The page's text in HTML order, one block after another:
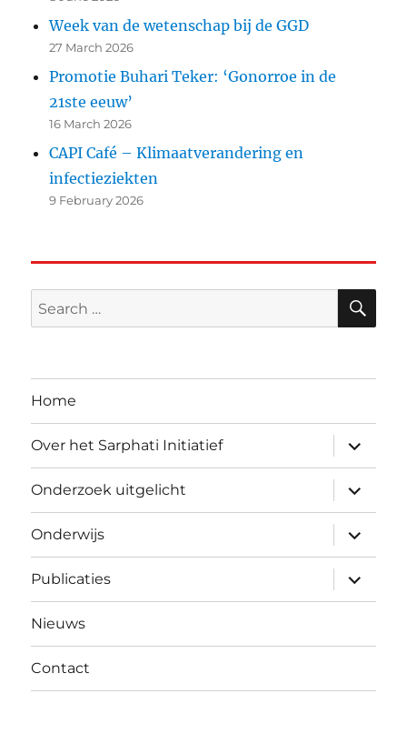
Week van de wetenschap bij de GGD
27 March 2026
Promotie Buhari Teker: ‘Gonorroe in de
21ste eeuw’
16 March 2026
CAPI Café – Klimaatverandering en
infectieziekten
9 February 2026
Search
for:
Home
Over het Sarphati Initiatief
expand
child
menu
Onderzoek uitgelicht
expand
child
menu
Onderwijs
expand
child
menu
Publicaties
expand
child
menu
Nieuws
Contact